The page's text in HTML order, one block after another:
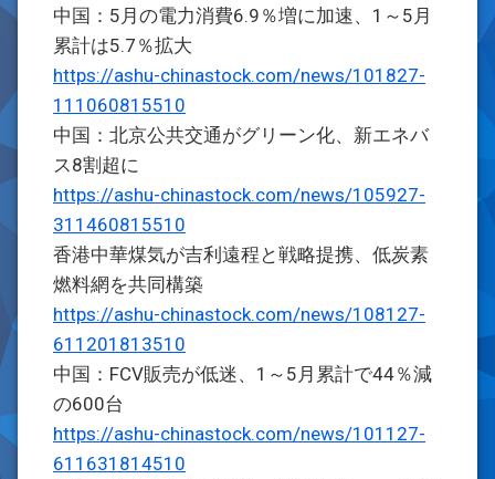
中国：5月の電力消費6.9％増に加速、1～5月
累計は5.7％拡大
https://ashu-chinastock.com/news/101827-
111060815510
中国：北京公共交通がグリーン化、新エネバ
ス8割超に
https://ashu-chinastock.com/news/105927-
311460815510
香港中華煤気が吉利遠程と戦略提携、低炭素
燃料網を共同構築
https://ashu-chinastock.com/news/108127-
611201813510
中国：FCV販売が低迷、1～5月累計で44％減
の600台
https://ashu-chinastock.com/news/101127-
611631814510